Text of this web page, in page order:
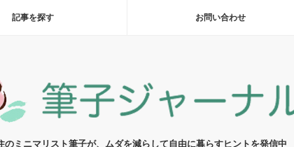
記事を探す お問い合わせ
のミニマリスト筆子が、ムダを減らして自由に暮らすヒントを発信中